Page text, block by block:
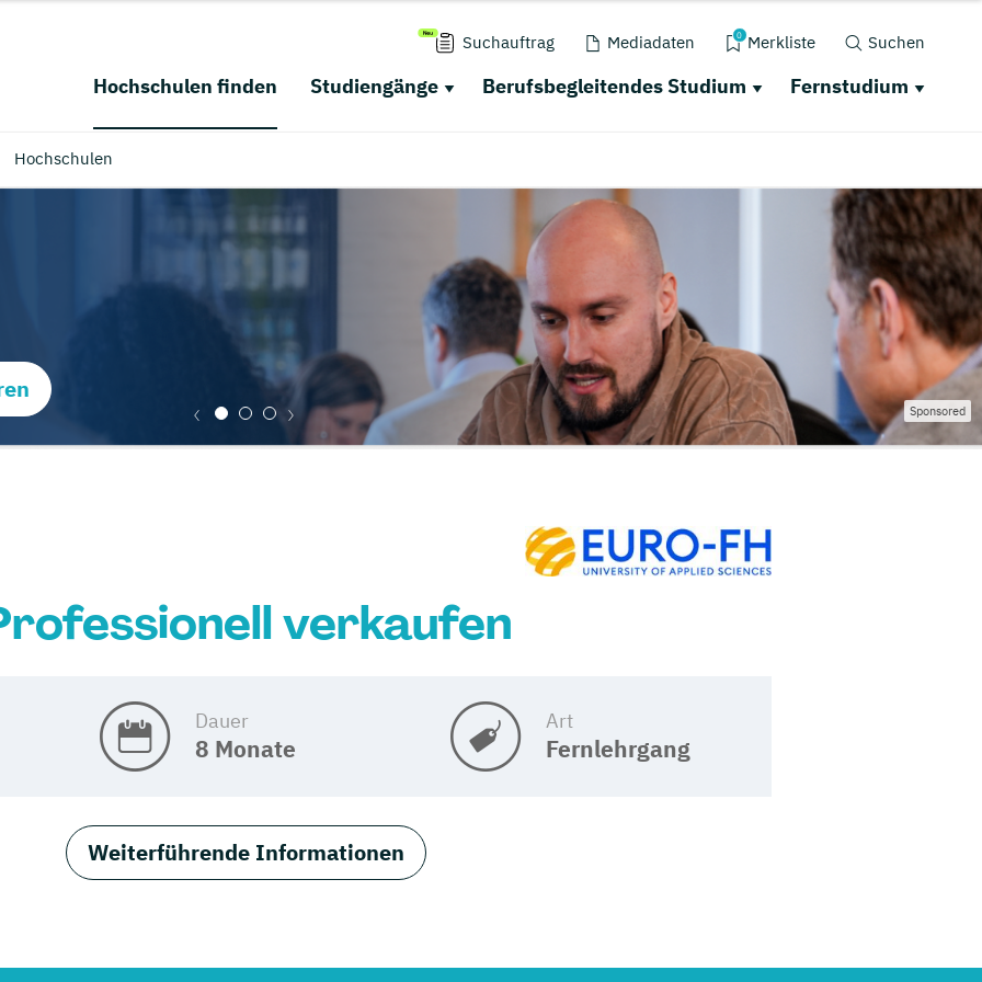
Suchauftrag Mediadaten 0 Merkliste Suchen
Hochschulen finden Studiengänge Berufsbegleitendes Studium Fernstudium
Hochschulen
Sponsored
verkaufen
Dauer
8 Monate
Art
Fernlehrgang
Weiterführende Informationen